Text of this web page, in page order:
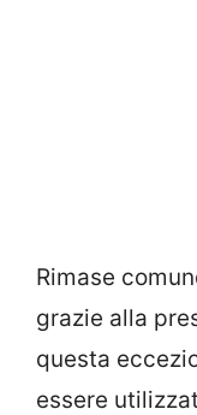
Rimase
grazie alla
questa
essere